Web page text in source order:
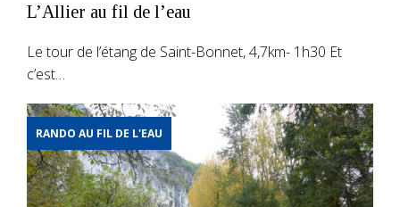
L’Allier au fil de l’eau
Le tour de l’étang de Saint-Bonnet, 4,7km- 1h30 Et
c’est…
RANDO AU FIL DE L'EAU